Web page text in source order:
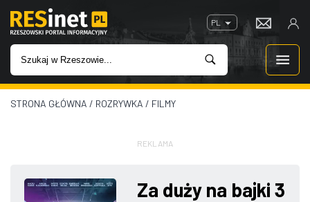
PL
WIADOMOŚCI
IMPREZY
STRONA GŁÓWNA / ROZRYWKA / FILMY
REKLAMA
Za duży na bajki 3